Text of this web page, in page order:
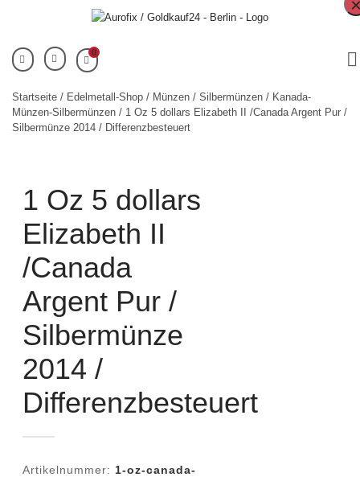
0
Startseite / Edelmetall-Shop / Münzen / Silbermünzen / Kanada-
Münzen-Silbermünzen / 1 Oz 5 dollars Elizabeth II /Canada Argent Pur /
Silbermünze 2014 / Differenzbesteuert
1 Oz 5 dollars
Elizabeth II
/Canada
Argent Pur /
Silbermünze
2014 /
Differenzbesteuert
Artikelnummer: 1-oz-canada-